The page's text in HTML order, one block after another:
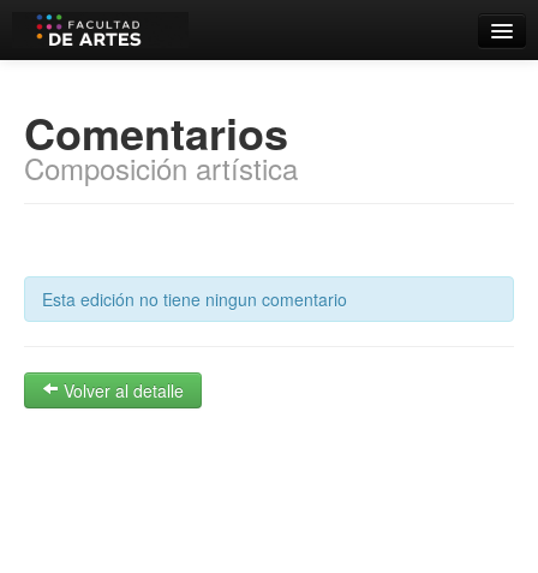
Búsqueda Avanzada
Estantes Virtuales
Contacto
Comentarios
Composición artística
Esta edición no tiene ningun comentario
Volver al detalle